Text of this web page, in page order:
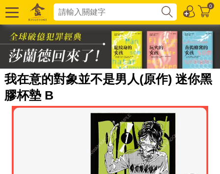
0
我在意的對象並不是男人(原作) 迷你黑
膠杯墊 B